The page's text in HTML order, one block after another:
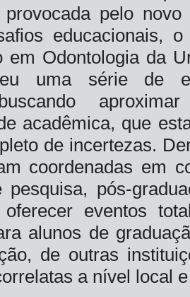
provocada pelo
educacionais,
em Odontologia da
uma série de
acadêmica, que
de incertezas.
coordenadas em
pesquisa, pós-
eventos
alunos de
de outras
a nível local